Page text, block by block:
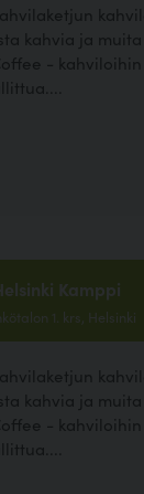
kahvia ja muita
-
Kamppi
1. krs, Helsinki
kahvia ja muita
-